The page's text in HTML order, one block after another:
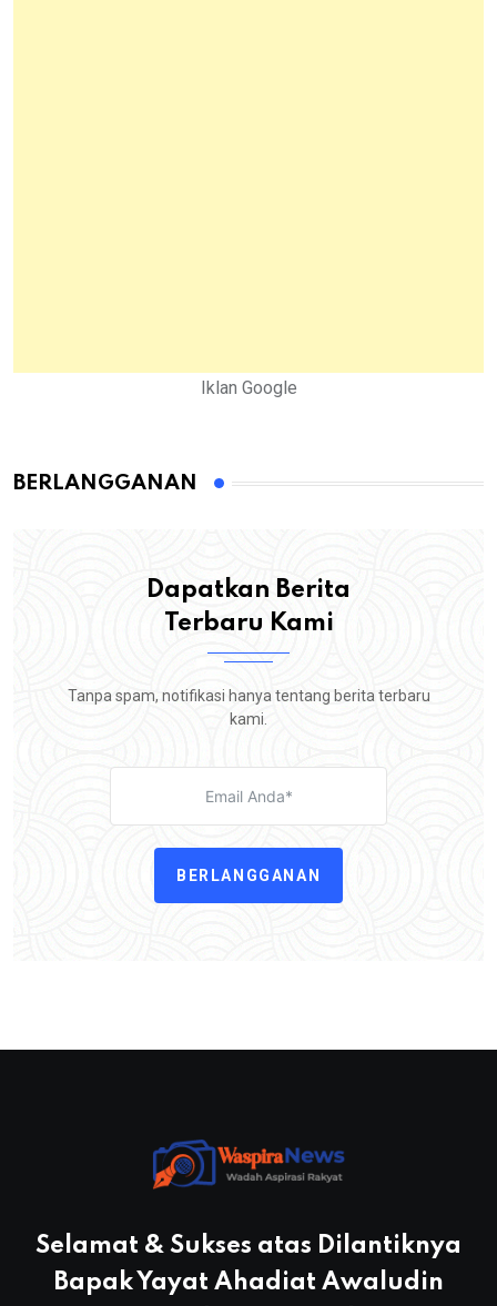
Iklan Google
BERLANGGANAN
Dapatkan Berita
Terbaru Kami
Tanpa spam, notifikasi hanya tentang berita terbaru
kami.
BERLANGGANAN
Selamat & Sukses atas Dilantiknya
Bapak Yayat Ahadiat Awaludin